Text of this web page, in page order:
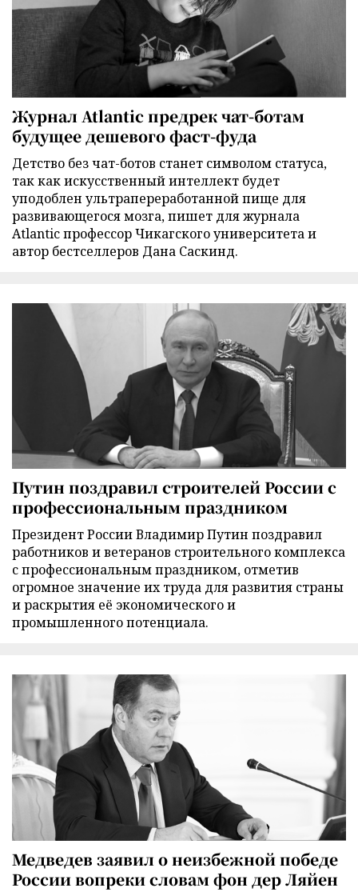
Журнал Atlantic предрек чат-ботам
будущее дешевого фаст-фуда
Детство без чат-ботов станет символом статуса,
так как искусственный интеллект будет
уподоблен ультрапереработанной пище для
развивающегося мозга, пишет для журнала
Atlantic профессор Чикагского университета и
автор бестселлеров Дана Саскинд.
Путин поздравил строителей России с
профессиональным праздником
Президент России Владимир Путин поздравил
работников и ветеранов строительного комплекса
с профессиональным праздником, отметив
огромное значение их труда для развития страны
и раскрытия её экономического и
промышленного потенциала.
Медведев заявил о неизбежной победе
России вопреки словам фон дер Ляйен